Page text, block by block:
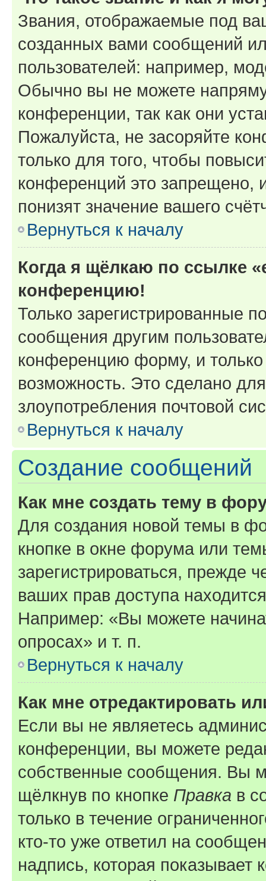
Звания, отображаемые под
созданных вами сообщений
пользователей: например,
Обычно вы не можете
конференции, так как они
Пожалуйста, не засоряйте
только для того, чтобы
конференций это запрещено,
понизят значение вашего
Вернуться к началу
Когда я щёлкаю по ссылке
конференцию!
Только зарегистрированные
сообщения другим
конференцию форму, и
возможность. Это сделано
злоупотребления почтовой
Вернуться к началу
Создание сообщений
Как мне создать тему в
Для создания новой темы в
кнопке в окне форума или
зарегистрироваться, прежде
ваших прав доступа
Например: «Вы можете
опросах» и т. п.
Вернуться к началу
Как мне отредактировать
Если вы не являетесь
конференции, вы можете
собственные сообщения. Вы
щёлкнув по кнопке Правка в
только в течение
кто-то уже ответил на
надпись, которая показывает